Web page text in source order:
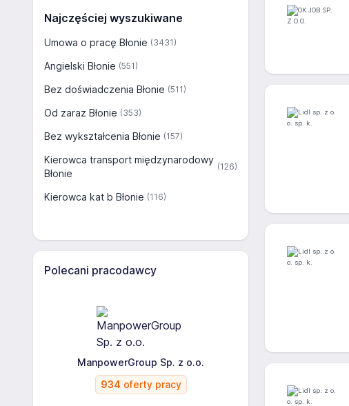
Najczęściej wyszukiwane
Umowa o pracę Błonie (3431)
Angielski Błonie (551)
Bez doświadczenia Błonie (511)
Od zaraz Błonie (353)
Bez wykształcenia Błonie (157)
Kierowca transport międzynarodowy
Błonie
(126)
Kierowca kat b Błonie (116)
Polecani pracodawcy
ManpowerGroup Sp. z o.o.
934 oferty pracy